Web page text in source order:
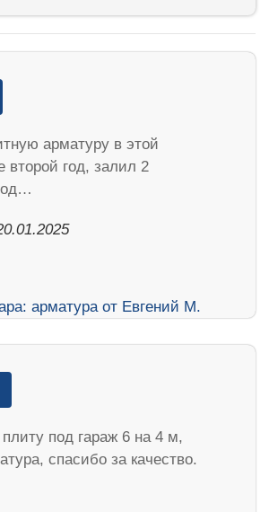
арматуру в этой
второй год, залил 2
под гараж 6 на 4 м,
спасибо за качество.